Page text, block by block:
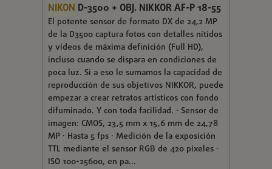
NIKON D-3500 + OBJ. NIKKOR AF-P 18-55
El potente sensor de formato DX de 24,2 MP
de la D3500 captura fotos con detalles nítidos
y vídeos de máxima definición (Full HD),
incluso cuando se dispara en condiciones de
poca luz. Si a eso le sumamos la capacidad de
reproducción de sus objetivos NIKKOR, puede
empezar a crear retratos artísticos con fondo
difuminado. Y con toda facilidad. · Sensor de
imagen: CMOS, 23,5 mm x 15,6 mm de 24,78
MP · Hasta 5 fps · Medición de la exposición
TTL mediante el sensor RGB de 420 píxeles ·
ISO 100-25600, en pa...